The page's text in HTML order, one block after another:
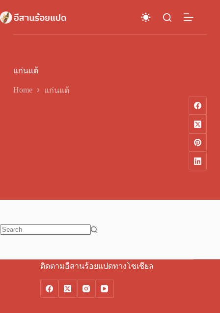
to
content
แก่นแต้
Home แก่นแต้
ติดตามอีสานร้อยแปดทางโซเชียล